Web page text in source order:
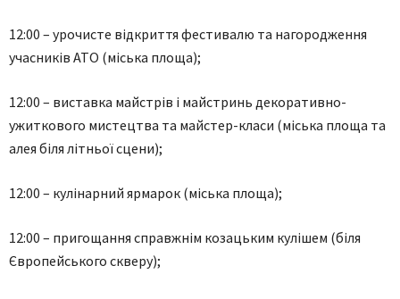
12:00 – урочисте відкриття фестивалю та нагородження
учасників АТО (міська площа);
12:00 – виставка майстрів і майстринь декоративно-
ужиткового мистецтва та майстер-класи (міська площа та
алея біля літньої сцени);
12:00 – кулінарний ярмарок (міська площа);
12:00 – пригощання справжнім козацьким кулішем (біля
Європейського скверу);